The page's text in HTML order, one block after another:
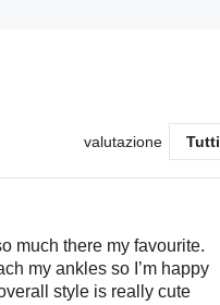
valutazione Tutti
much there my favourite.
my ankles so I’m happy
style is really cute